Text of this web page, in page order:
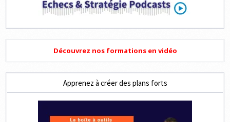
Découvrez nos formations en vidéo
Apprenez à créer des plans forts